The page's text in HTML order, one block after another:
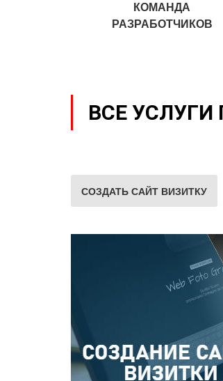
КОМАНДА
РАЗРАБОТЧИКОВ
ВСЕ УСЛУГИ
СОЗДАТЬ САЙТ ВИЗИТКУ